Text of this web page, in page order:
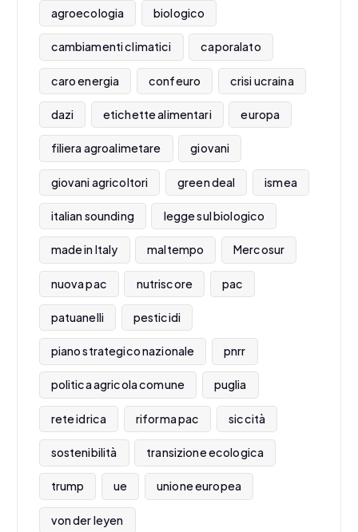
agroecologia biologico
cambiamenti climatici caporalato
caro energia confeuro crisi ucraina
dazi etichette alimentari europa
filiera agroalimetare giovani
giovani agricoltori green deal ismea
italian sounding legge sul biologico
made in Italy maltempo Mercosur
nuova pac nutriscore pac
patuanelli pesticidi
piano strategico nazionale pnrr
politica agricola comune puglia
rete idrica riforma pac siccità
sostenibilità transizione ecologica
trump ue unione europea
von der leyen